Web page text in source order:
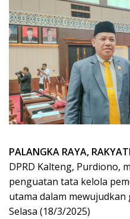
PALANGKA RAYA,
DPRD Kalteng, Purdiono,
penguatan tata kelola
utama dalam
Selasa (18/3/2025)